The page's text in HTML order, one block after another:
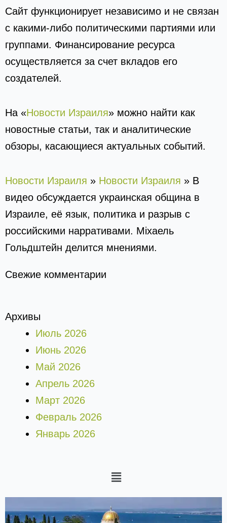
Сайт функционирует независимо и не связан
с какими-либо политическими партиями или
группами. Финансирование ресурса
осуществляется за счет вкладов его
создателей.
На «Новости Израиля» можно найти как
новостные статьи, так и аналитические
обзоры, касающиеся актуальных событий.
Новости Израиля » Новости Израиля » В
видео обсуждается украинская община в
Израиле, её язык, политика и разрыв с
российскими нарративами. Міхаель
Гольдштейн делится мнениями.
Свежие комментарии
Архивы
Июль 2026
Июнь 2026
Май 2026
Апрель 2026
Март 2026
Февраль 2026
Январь 2026
Меню